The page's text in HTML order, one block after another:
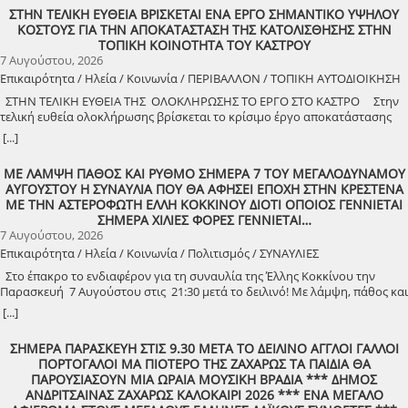
ΣΤΗΝ ΤΕΛΙΚΗ ΕΥΘΕΙΑ ΒΡΙΣΚΕΤΑΙ ΕΝΑ ΕΡΓΟ ΣΗΜΑΝΤΙΚΟ ΥΨΗΛΟΥ
ΚΟΣΤΟΥΣ ΓΙΑ ΤΗΝ ΑΠΟΚΑΤΑΣΤΑΣΗ ΤΗΣ ΚΑΤΟΛΙΣΘΗΣΗΣ ΣΤΗΝ
ΤΟΠΙΚΗ ΚΟΙΝΟΤΗΤΑ ΤΟΥ ΚΑΣΤΡΟΥ
7 Αυγούστου, 2026
Επικαιρότητα / Ηλεία / Κοινωνία / ΠΕΡΙΒΑΛΛΟΝ / ΤΟΠΙΚΗ ΑΥΤΟΔΙΟΙΚΗΣΗ
ΣΤΗΝ ΤΕΛΙΚΗ ΕΥΘΕΙΑ ΤΗΣ ΟΛΟΚΛΗΡΩΣΗΣ ΤΟ ΕΡΓΟ ΣΤΟ ΚΑΣΤΡΟ Στην
τελική ευθεία ολοκλήρωσης βρίσκεται το κρίσιμο έργο αποκατάστασης
της κατολίσθησης στην Τ.Κ. Κάστρου, προϋπολογισμού 1,25
εκατομμυρίων ευρώ. Έπειτα από αυτοψία που πραγματοποίησε ο
Τεχνικής Υπηρεσίας και εκπροσώπους της δημοτικής αρχής, διαπιστώθηκε
πως οι παρεμβάσεις προχωρούν άμεσα και αυστηρά εντός των
χρονοδιαγραμμάτων. ​Το έργο χρηματοδοτείται από το Εθνικό Πρόγραμμα
Ανάπτυξης και στο πλαίσιο των εξειδικευμένων εργασιών
πραγματοποιήθηκαν εκσκαφές για την απομάκρυνση των χαλαρών
εδαφών, κατασκευάστηκε ισχυρός τοίχος αντιστήριξης και τοποθετήθηκε
γεωύφασμα οπλισμένης γης, και συρματοκιβώτια καθώς και οπλισμένο
επίχωμα με ειδικό κοκκώδες υλικό. ​Ο Δήμαρχος Γιάννης Λέντζας δήλωσε
ικανοποιημένος από την εξέλιξη των εργασιών, στέλνοντας παράλληλα το
μήνυμα για τη συνέχεια: ​«Δεν σταματάμε εδώ. Συνεχίζουμε δυναμικά με
Κυλλήνης να παραμείνει ένα ζωντανό εργοτάξιο δημιουργίας. Με σωστό
προγραμματισμό και διεκδίκηση, δίνουμε οριστικές, σύγχρονες και
ασφαλείς λύσεις, κάνοντας πράξη τη θωράκιση των υποδομών μας και την
ουσιαστική προστασία των πολιτών.»
[...]
ΜΕ ΛΑΜΨΗ ΠΑΘΟΣ ΚΑΙ ΡΥΘΜΟ ΣΗΜΕΡΑ 7 ΤΟΥ ΜΕΓΑΛΟΔΥΝΑΜΟΥ
ΑΥΓΟΥΣΤΟΥ Η ΣΥΝΑΥΛΙΑ ΠΟΥ ΘΑ ΑΦΗΣΕΙ ΕΠΟΧΗ ΣΤΗΝ ΚΡΕΣΤΕΝΑ
ΜΕ ΤΗΝ ΑΣΤΕΡΟΦΩΤΗ ΕΛΛΗ ΚΟΚΚΙΝΟΥ ΔΙΟΤΙ ΟΠΟΙΟΣ ΓΕΝΝΙΕΤΑΙ
ΣΗΜΕΡΑ ΧΙΛΙΕΣ ΦΟΡΕΣ ΓΕΝΝΙΕΤΑΙ…
7 Αυγούστου, 2026
Επικαιρότητα / Ηλεία / Κοινωνία / Πολιτισμός / ΣΥΝΑΥΛΙΕΣ
Στο έπακρο το ενδιαφέρον για τη συναυλία της Έλλης Κοκκίνου την
Παρασκευή 7 Αυγούστου στις 21:30 μετά το δειλινό! Με λάμψη, πάθος και
ρυθμό! Στο χώρο Γιορτής Σταφίδας Κρεστένων με διοργανωτή το Δήμο
Ανδρίτσαινας-Κρεστένων Στο κατακόρυφο φτάνει το ενδιαφέρον του
δημοφιλούς ερμηνεύτριας Έλλης Κοκκίνου, την Παρασκευή 7 Αυγούστου
2026 και ώρα 21:30, στο χώρο της Γιορτής Σταφίδας Κρεστένων. Πρόκειται
για μια ακόμη σημαντική εκδήλωση που προσφέρει στους πολίτες ο
Δήμος Ανδρίτσαινας-Κρεστένων, με κορυφαία πρόσωπα της Ελληνικής
[...]
ΣΗΜΕΡΑ ΠΑΡΑΣΚΕΥΗ ΣΤΙΣ 9.30 ΜΕΤΑ ΤΟ ΔΕΙΛΙΝΟ ΑΓΓΛΟΙ ΓΑΛΛΟΙ
ΠΟΡΤΟΓΑΛΟΙ ΜΑ ΠΙΟΤΕΡΟ ΤΗΣ ΖΑΧΑΡΩΣ ΤΑ ΠΑΙΔΙΑ ΘΑ
ΠΑΡΟΥΣΙΑΣΟΥΝ ΜΙΑ ΩΡΑΙΑ ΜΟΥΣΙΚΗ ΒΡΑΔΙΑ *** ΔΗΜΟΣ
ΑΝΔΡΙΤΣΑΙΝΑΣ ΖΑΧΑΡΩΣ ΚΑΛΟΚΑΙΡΙ 2026 *** ΕΝΑ ΜΕΓΑΛΟ